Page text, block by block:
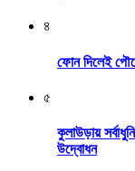
৪
ফোন দিলেই
৫
কুলাউড়ায়
উদ্বোধন